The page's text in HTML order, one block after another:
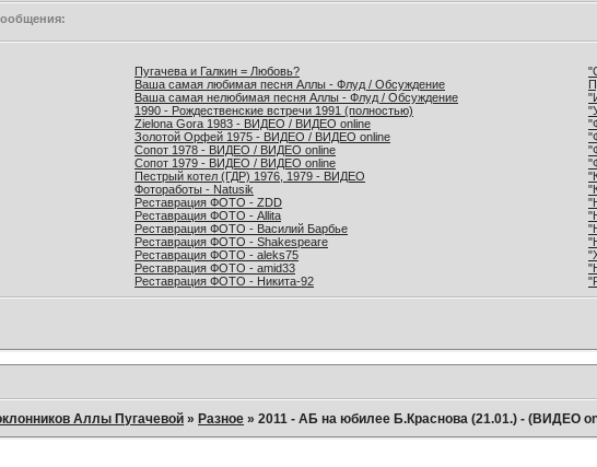
Пугачева и Галкин = Любовь?
Ваша самая любимая песня Аллы - Флуд / Обсуждение
Ваша самая нелюбимая песня Аллы - Флуд / Обсуждение
1990 - Рождественские встречи 1991 (полностью)
Zielona Gora 1983 - ВИДЕО / ВИДЕО online
Золотой Орфей 1975 - ВИДЕО / ВИДЕО online
Сопот 1978 - ВИДЕО / ВИДЕО online
Сопот 1979 - ВИДЕО / ВИДЕО online
Пестрый котел (ГДР) 1976, 1979 - ВИДЕО
Фотоработы - Natusik
Реставрация ФОТО - ZDD
Реставрация ФОТО - Allita
Реставрация ФОТО - Василий Барбье
Реставрация ФОТО - Shakespeare
Реставрация ФОТО - aleks75
Реставрация ФОТО - amid33
Реставрация ФОТО - Никита-92
Аллы Пугачевой »Разное »2011 - АБ на юбилее Б.Краснова (21.01.) - (ВИДЕО